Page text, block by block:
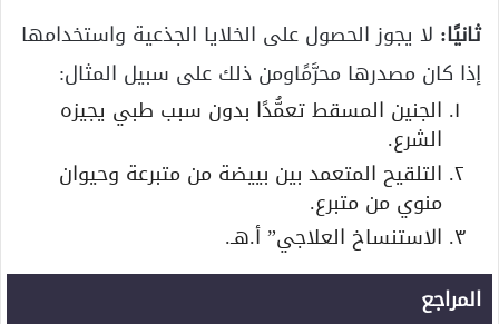
ثانيًا: لا يجوز الحصول على الخلايا الجذعية واستخدامها
إذا كان مصدرها محرَّمًاومن ذلك على سبيل المثال:
الجنين المسقط تعمُّدًا بدون سبب طبي يجيزه
الشرع.
التلقيح المتعمد بين بييضة من متبرعة وحيوان
منوي من متبرع.
الاستنساخ العلاجي” أ.هـ.
المراجع